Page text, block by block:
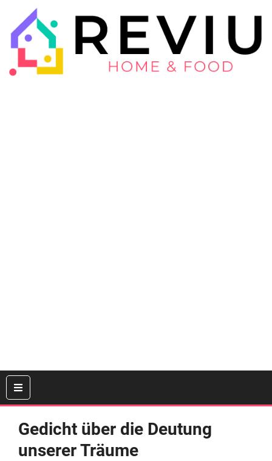
Gedicht über die Deutung
unserer Träume